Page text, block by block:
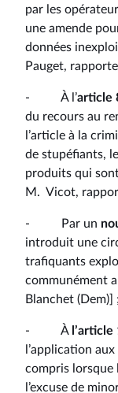
par les
une amende
données
Pauget,
- À l’article
du recours au
l’article à la
de stupéfiants,
produits qui
M. Vicot,
- Par un
introduit une
trafiquants
communément
Blanchet (Dem)] ;
- À l’article
l’application
compris lorsque
l’excuse de